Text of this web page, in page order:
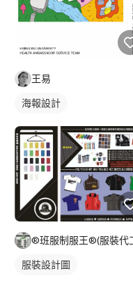
王易
海報設計
服裝設計圖